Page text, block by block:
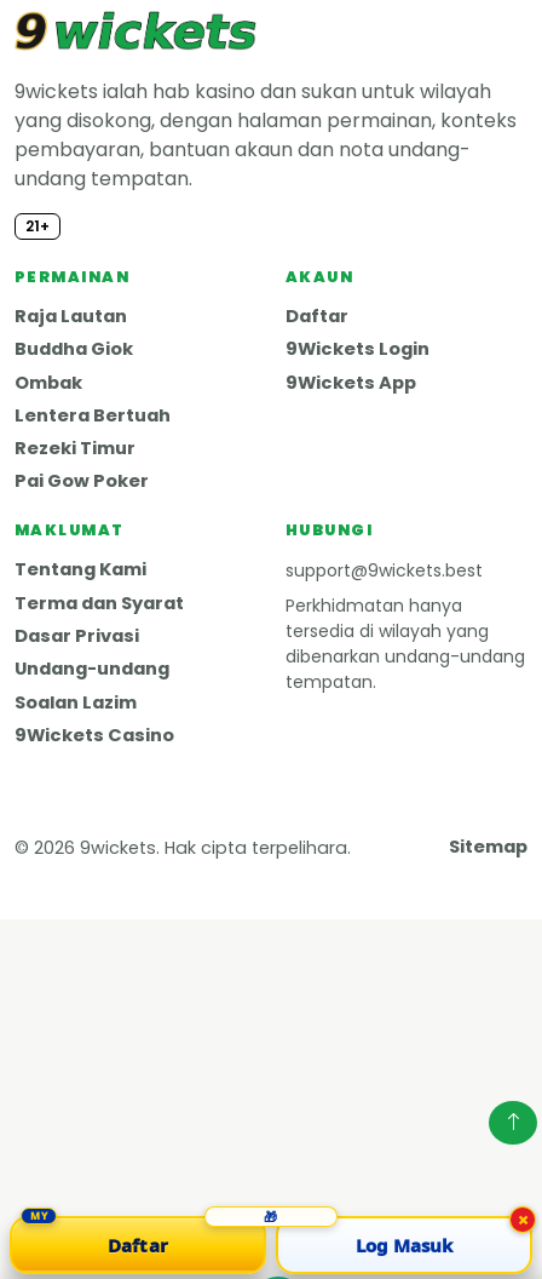
9wickets ialah hab kasino dan sukan untuk wilayah
yang disokong, dengan halaman permainan, konteks
pembayaran, bantuan akaun dan nota undang-
undang tempatan.
21+
PERMAINAN
Raja Lautan
Buddha Giok
Ombak
Lentera Bertuah
Rezeki Timur
Pai Gow Poker
AKAUN
Daftar
9Wickets Login
9Wickets App
MAKLUMAT
Tentang Kami
Terma dan Syarat
Dasar Privasi
Undang-undang
Soalan Lazim
9Wickets Casino
HUBUNGI
support@9wickets.best
Perkhidmatan hanya
tersedia di wilayah yang
dibenarkan undang-undang
tempatan.
© 2026 9wickets. Hak cipta terpelihara. Sitemap
Daftar Log Masuk
×